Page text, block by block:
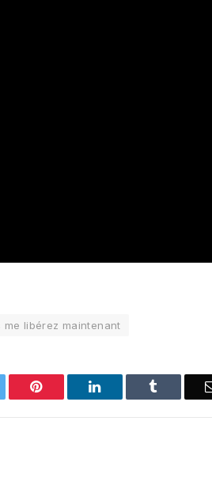
me libérez maintenant
Pinterest LinkedIn